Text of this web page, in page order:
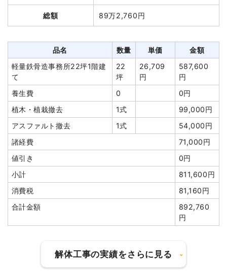
木造住宅46坪2階建て
46坪 25,161円
1,157,402円
1式
室内残置物撤去
20,000円
60,000円
諸経費
245,222円
値引き
0円
小計
1,700,000円
消費税
170,000円
合計金額
1,870,000円
建物の種類/構造
総額 473万円
総額 89万2,760円
品名 数量 単価
金額
軽量鉄骨造事務所22坪1階建
て
22
坪
26,709
円
587,600
円
養生費
0
0円
植木・植栽撤去
1式
99,000円
アスファルト撤去
1式
54,000円
諸経費
71,000円
値引き
0円
小計
811,600円
消費税
81,160円
合計金額
892,760
円
解体工事の実績をさらに見る